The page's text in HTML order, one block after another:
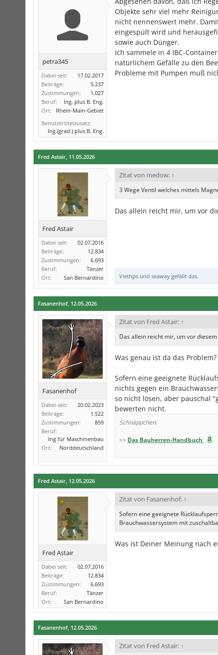
petra345
Dabei seit:
17.02.2017
Beiträge:
5.237
Zustimmungen:
1.027
Beruf:
Ing. plus B. Eng.
Ort:
Rhein-Main-Gebiet
Benutzertitelzusatz:
Ing.(grad.) plus B. Eng.
Objekte sehr viel mehr
nicht nennenswert mehr.
eingespült wird und
sowie auch Dünger.
Ich sammele in 4 IBC-
natürlichem Gefälle zu den
Probleme mit Pumpen muß
Fred Astair, 11.05.2026
Fred Astair
Dabei seit:
02.07.2016
Beiträge:
12.834
Zustimmungen:
6.693
Beruf:
Tänzer
Ort:
San Bernardino
Zitat von medow: ↑
3 Wege Ventil welches mittels
Das allein reicht mir, um vor
Viethps und seaway gefällt das.
Fasanenhof, 12.05.2026
Fasanenhof
Dabei seit:
20.02.2023
Beiträge:
1.522
Zustimmungen:
859
Beruf:
Ing für Maschinenbau
Ort:
Norddeutschland
Zitat von Fred Astair: ↑
Das allein reicht mir, um vor
Was genau ist da das Problem?
Sofern eine geeignete
nichts gegen ein
so nicht lösen, aber pauschal
bewerten nicht.
Schnäppchen:
>> Das Bauherren-Handbuch
Fred Astair, 12.05.2026
Fred Astair
Dabei seit:
02.07.2016
Beiträge:
12.834
Zustimmungen:
6.693
Beruf:
Tänzer
Ort:
San Bernardino
Zitat von Fasanenhof: ↑
Sofern eine geeignete
Brauchwassersystem mit
Was ist Deiner Meinung nach
Fasanenhof, 12.05.2026
Zitat von Fred Astair: ↑